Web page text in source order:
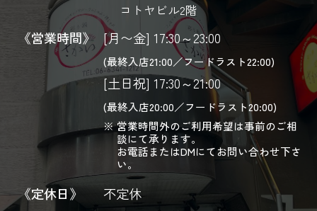
コトヤビル2階
《営業時間》 [月〜金] 17:30～23:00
(最終入店21:00／フードラスト22:00)
[土日祝] 17:30～21:00
(最終入店20:00／フードラスト20:00)
営業時間外のご利用希望は事前のご相
談にて承ります。
お電話またはDMにてお問い合わせ下さ
い。
《定休日》
不定休